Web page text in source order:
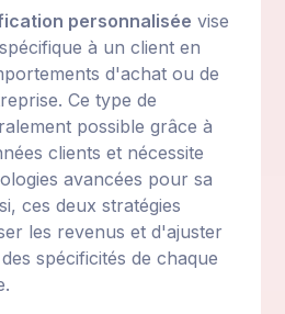
personnalisée vise
à un client en
d'achat ou de
Ce type de
possible grâce à
clients et nécessite
avancées pour sa
ces deux stratégies
les revenus et d'ajuster
spécificités de chaque